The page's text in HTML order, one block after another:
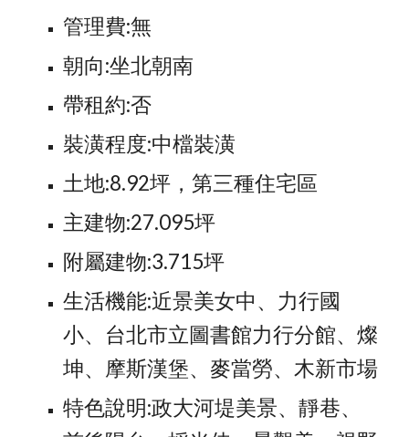
管理費:無
朝向:坐北朝南
帶租約:否
裝潢程度:中檔裝潢
土地:8.92坪，第三種住宅區
主建物:27.095坪
附屬建物:3.715坪
生活機能:近景美女中、力行國
小、台北市立圖書館力行分館、燦
坤、摩斯漢堡、麥當勞、木新市場
特色說明:政大河堤美景、靜巷、